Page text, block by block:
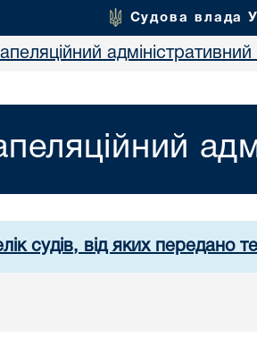
Судова влада
адміністративний
судів, від яких передано